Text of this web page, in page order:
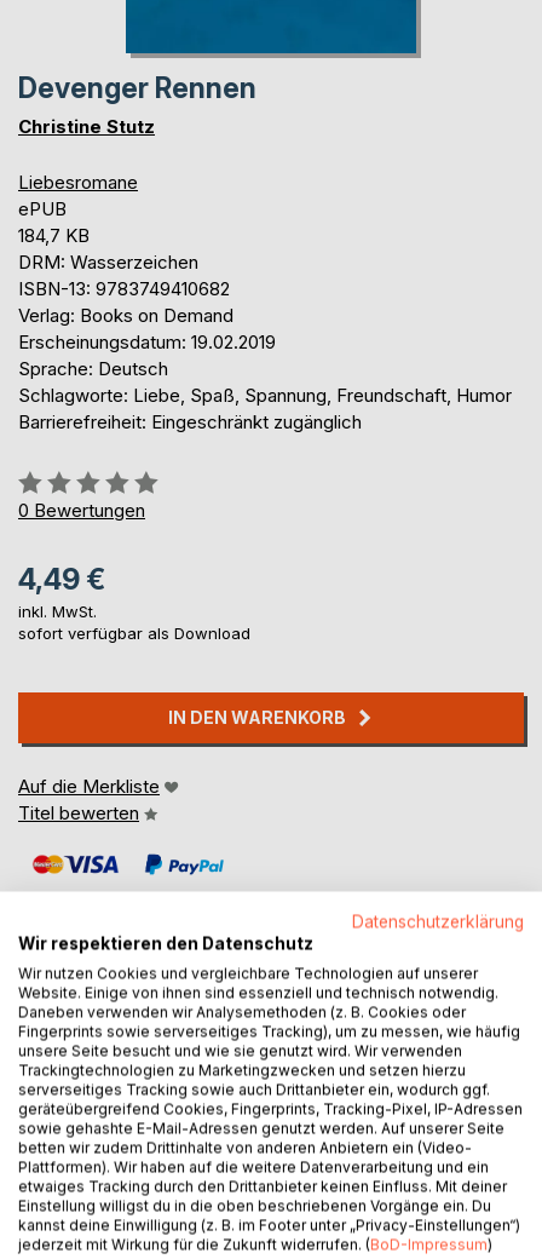
Devenger Rennen
Christine Stutz
Liebesromane
ePUB
184,7 KB
DRM: Wasserzeichen
ISBN-13: 9783749410682
Verlag: Books on Demand
Erscheinungsdatum: 19.02.2019
Sprache: Deutsch
Schlagworte: Liebe, Spaß, Spannung, Freundschaft, Humor
Barrierefreiheit: Eingeschränkt zugänglich
Bewertung::
0%
0 Bewertungen
4,49 €
inkl. MwSt.
sofort verfügbar als Download
IN DEN WARENKORB
Auf die Merkliste
Titel bewerten
BESCHREIBUNG
Mit 17 Jahren verliert Adelheid alles. Ihre Familie und damit
auch ihr geliebtes Pferd- Smoke.
Jahrelang arbeitet sie, hart um genug Geld
zusammenzubekommen,.Sie will Smoke zurück kaufen.
Um jeden Preis. Dann ist es endlich soweit.
Mutig spricht sie den neunen Besitzer des Pferdes,
Cameron Randolf an.
Doch Cameron stellt eine Bedingung; Sie soll ihn zum
Datenschutzerklärung
Wir respektieren den Datenschutz
Wir nutzen Cookies und vergleichbare Technologien auf unserer
Website. Einige von ihnen sind essenziell und technisch notwendig.
Daneben verwenden wir Analysemethoden (z. B. Cookies oder
Fingerprints sowie serverseitiges Tracking), um zu messen, wie häufig
unsere Seite besucht und wie sie genutzt wird. Wir verwenden
Trackingtechnologien zu Marketingzwecken und setzen hierzu
serverseitiges Tracking sowie auch Drittanbieter ein, wodurch ggf.
geräteübergreifend Cookies, Fingerprints, Tracking-Pixel, IP-Adressen
sowie gehashte E-Mail-Adressen genutzt werden. Auf unserer Seite
betten wir zudem Drittinhalte von anderen Anbietern ein (Video-
Plattformen). Wir haben auf die weitere Datenverarbeitung und ein
etwaiges Tracking durch den Drittanbieter keinen Einfluss. Mit deiner
Einstellung willigst du in die oben beschriebenen Vorgänge ein. Du
kannst deine Einwilligung (z. B. im Footer unter „Privacy-Einstellungen“)
jederzeit mit Wirkung für die Zukunft widerrufen. (BoD-Impressum)